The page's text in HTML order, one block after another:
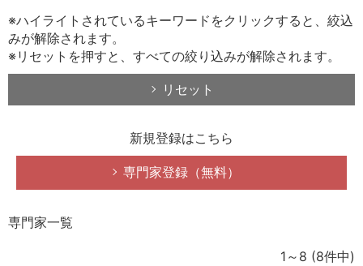
※ハイライトされているキーワードをクリックすると、絞込
みが解除されます。
※リセットを押すと、すべての絞り込みが解除されます。
リセット
新規登録はこちら
専門家登録（無料）
専門家一覧
1～8 (8件中)